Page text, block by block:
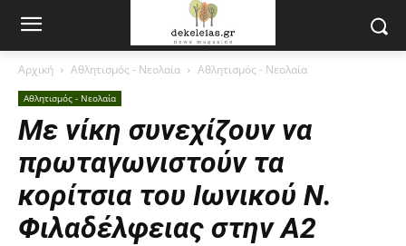
Αρχική Αθλητισμός - Νεολαία Αθλητισμός - Νεολαία
Αθλητισμός - Νεολαία
Με νίκη συνεχίζουν να
πρωταγωνιστούν τα
κορίτσια του Ιωνικού Ν.
Φιλαδέλφειας στην Α2